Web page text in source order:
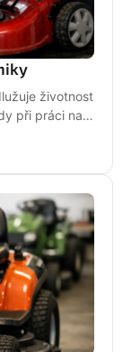
životnost
při práci na